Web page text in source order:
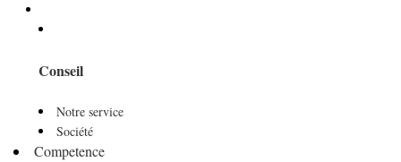
Conseil
Notre service
Société
Competence